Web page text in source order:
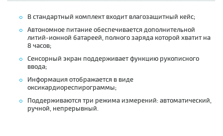
В стандартный комплект входит влагозащитный кейс;
Автономное питание обеспечивается дополнительной
литий-ионной батареей, полного заряда которой хватит на
8 часов;
Сенсорный экран поддерживает функцию рукописного
ввода;
Информация отображается в виде
оксикардиореспирограммы;
Поддерживаются три режима измерений: автоматический,
ручной, непрерывный.